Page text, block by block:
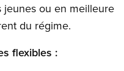
jeunes ou en meilleure
du régime.
flexibles :